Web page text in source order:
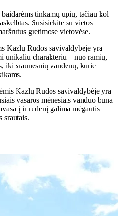
tinkamų upių, tačiau kol
Susisiekite su vietos
gretimose vietovėse.
Kazlų Rūdos savivaldybėje yra
unikaliu charakteriu – nuo ramių,
iki sraunesnių vandenų, kurie
Kazlų Rūdos savivaldybėje yra
vasaros mėnesiais vanduo būna
ir rudenį galima mėgautis
srautais.